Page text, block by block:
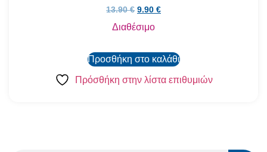
13.90€ 9.90 €
Διαθέσιμο
Προσθήκη στο καλάθι
Πρόσθήκη στην λίστα επιθυμιών